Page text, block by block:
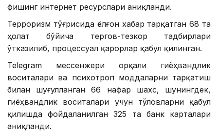
фишинг интернет ресурслари аниқланди.
Терроризм тўғрисида ёлғон хабар тарқатган 68 та
ҳолат бўйича тергов-тезкор тадбирлари
ўтказилиб, процессуал қарорлар қабул қилинган.
Telegram мессенжери орқали гиёҳвандлик
воситалари ва психотроп моддаларни тарқатиш
билан шуғулланган 66 нафар шахс, шунингдек,
гиёҳвандлик воситалари учун тўловларни қабул
қилишда фойдаланилган 325 та банк карталари
аниқланди.